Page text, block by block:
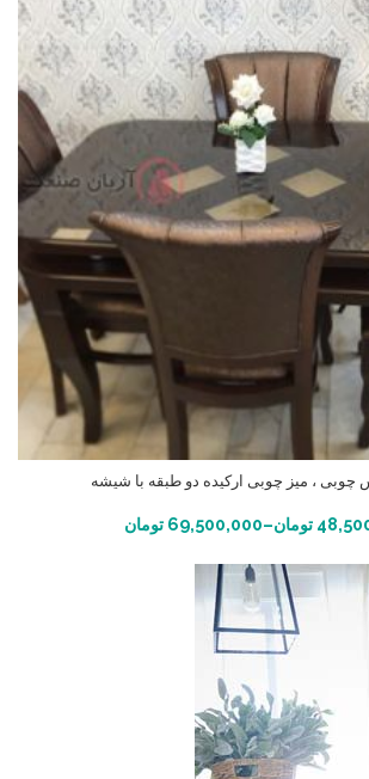
چوبی ، میز چوبی ارکیده دو طبقه با شیشه
تومان–
69,500,000 تومان انتخاب گزینه ها